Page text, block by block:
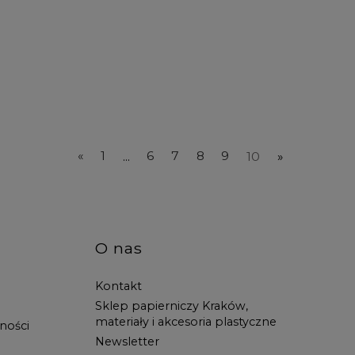
« 1 ... 6 7 8 9 10 »
O nas
Kontakt
Sklep papierniczy Kraków,
materiały i akcesoria plastyczne
Newsletter